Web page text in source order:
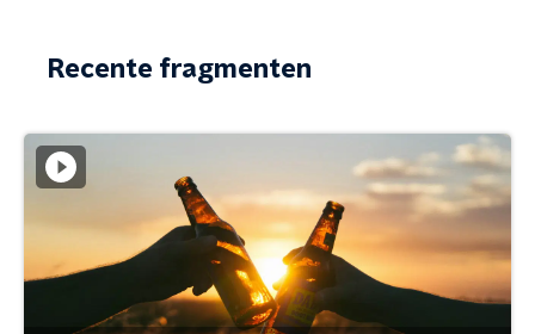
Recente fragmenten